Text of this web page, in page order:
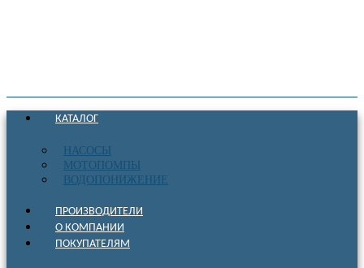
КАТАЛОГ
НАСОСЫ
МОТОПОМПЫ
ВОДОПОНИЖЕНИЕ
ПРОИЗВОДИТЕЛИ
О КОМПАНИИ
ПОКУПАТЕЛЯМ